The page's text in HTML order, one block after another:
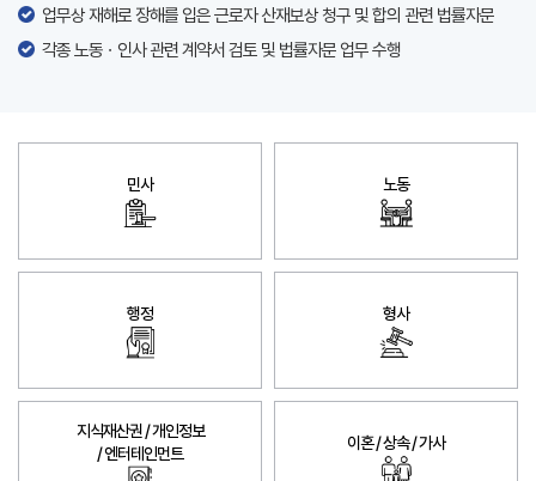
업무상 재해로 장해를 입은 근로자 산재보상 청구 및 합의 관련 법률자문
각종 노동ㆍ인사 관련 계약서 검토 및 법률자문 업무 수행
민사 노동
행정 형사
지식재산권 / 개인정보
/ 엔터테인먼트
이혼 / 상속 / 가사